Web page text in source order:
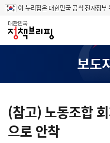
이 누리집은 대한민국 공식 전자정부
홈
보도
텐
츠
영
(참고) 노동조합
으로 안착